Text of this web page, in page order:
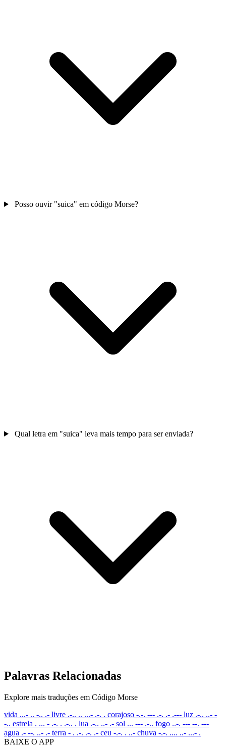
Posso ouvir "suica" em código Morse?
Qual letra em "suica" leva mais tempo para ser enviada?
Palavras Relacionadas
Explore mais traduções em Código Morse
vida ...- .. -.. .- livre .-.. .. ...- .-. . corajoso -.-. --- .-. .- .--- luz .-.. ..- -
-.. estrela . ... - .-. . .-.. . lua .-.. ..- .- sol ... --- .-.. fogo ..-. --- --. ---
agua .- --. ..- .- terra - . .-. .-. .- ceu -.-. . ..- chuva -.-. .... ..- ...- .
BAIXE O APP